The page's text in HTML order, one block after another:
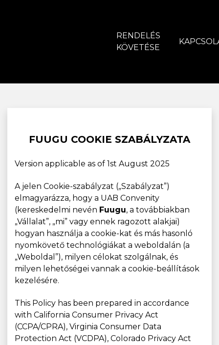
RENDELÉS
KÖVETÉSE
FUUGU COOKIE SZABÁLYZATA
Version applicable as of 1st August 2025
A jelen Cookie-szabályzat („Szabályzat”)
elmagyarázza, hogy a UAB Convenity
(kereskedelmi nevén Fuugu, a továbbiakban
„Vállalat”, „mi” vagy ennek ragozott alakjai)
hogyan használja a cookie-kat és más hasonló
nyomkövető technológiákat a weboldalán (a
„Weboldal”), milyen célokat szolgálnak, és
milyen lehetőségei vannak a cookie-beállítások
kezelésére.
This Policy has been prepared in accordance
with California Consumer Privacy Act
(CCPA/CPRA), Virginia Consumer Data
Protection Act (VCDPA), Colorado Privacy Act